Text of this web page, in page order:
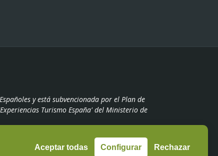
Aceptar todas Configurar Rechazar
y está subvencionada por el Plan de
Turismo España' del Ministerio de